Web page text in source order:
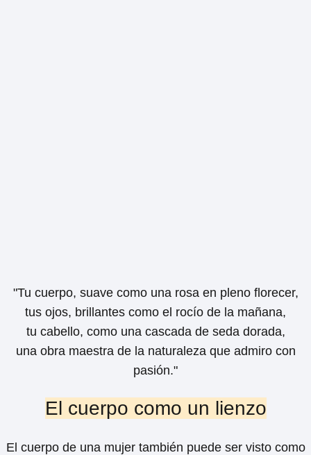
"Tu cuerpo, suave como una rosa en pleno florecer,
tus ojos, brillantes como el rocío de la mañana,
tu cabello, como una cascada de seda dorada,
una obra maestra de la naturaleza que admiro con
pasión."
El cuerpo como un lienzo
El cuerpo de una mujer también puede ser visto como